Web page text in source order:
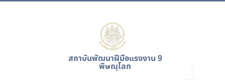
สถาบันพัฒนาฝีมือแรงงาน 9
พิษณุโลก